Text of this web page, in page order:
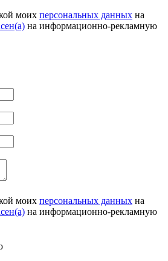
моих персональных данных на
на информационно-рекламную
моих персональных данных на
на информационно-рекламную